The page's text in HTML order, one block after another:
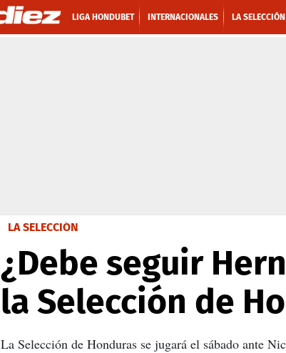
LIGA HONDUBET INTERNACIONALES LA SELECCIÓN
LA SELECCIÓN
¿Debe seguir
la Selección de
La Selección de Honduras se jugará el sábado ante